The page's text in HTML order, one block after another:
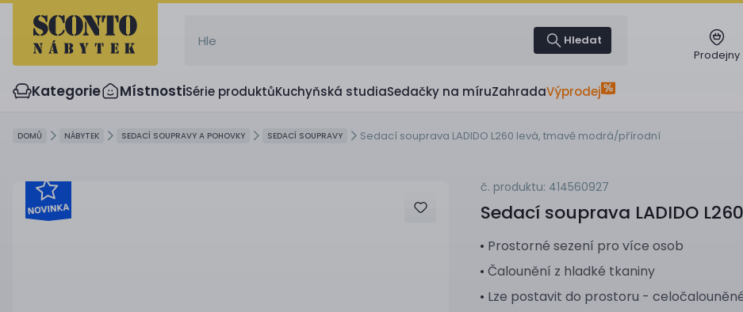
Hledat
Prodejny
Kategorie MístnostiSérie produktůKuchyňská studiaSedačky na míruZahradaVýprodej
DOMŮ NÁBYTEK SEDACÍ SOUPRAVY A POHOVKY SEDACÍ SOUPRAVY Sedací souprava LADIDO L260 levá, tmavě modrá/přírodní
č. produktu: 414560927
Sedací souprava LADIDO
Prostorné sezení pro více osob
Čalounění z hladké tkaniny
Lze postavit do prostoru -